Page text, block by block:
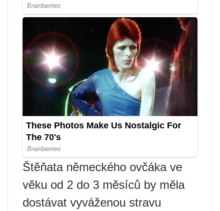
Štěňata německého ovčáka ve
věku od 2 do 3 měsíců by měla
dostávat vyváženou stravu